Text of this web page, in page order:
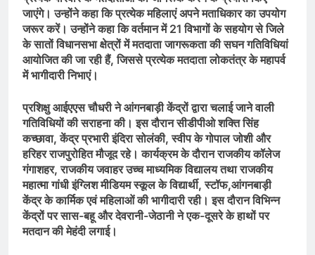
जाएंगे। उन्होंने कहा कि प्रत्येक महिलाएं अपने मताधिकार का उपयोग
जरूर करें। उन्होंने कहा कि वर्तमान में 21 विभागों के सहयोग से जिले
के सातों विधानसभा क्षेत्रों में मतदाता जागरूकता की सघन गतिविधियां
आयोजित की जा रही हैं, जिससे प्रत्येक मतदाता लोकतंत्र के महापर्व
में भागीदारी निभाएं।
प्रशिक्षु आईएएस चौधरी ने आंगनबाड़ी केंद्रों द्वारा चलाई जाने वाली
गतिविधियों की सराहना की। इस दौरान सीडीपीओ शक्ति सिंह
कच्छावा, केंद्र प्रभारी इंदिरा सोलंकी, स्वीप के गोपाल जोशी और
हरिहर राजपुरोहित मौजूद रहे। कार्यक्रम के दौरान राजकीय कॉलेज
गंगाशहर, राजकीय जवाहर उच्च माध्यमिक विद्यालय तथा राजकीय
महात्मा गांधी इंग्लिश मीडियम स्कूल के विद्यार्थी, स्टॉफ,आंगनबाड़ी
केंद्र के कार्मिक एवं महिलाओं की भागीदारी रही। इस दौरान विभिन्न
केंद्रों पर सास-बहू और देवरानी-जेठानी ने एक-दूसरे के हाथों पर
मतदान की मेहंदी लगाई।